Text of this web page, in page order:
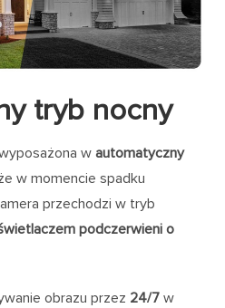
tryb nocny
wautomatyczny
w momencie spadku
przechodzi w tryb
podczerwieni o
obrazu przez 24/7 w